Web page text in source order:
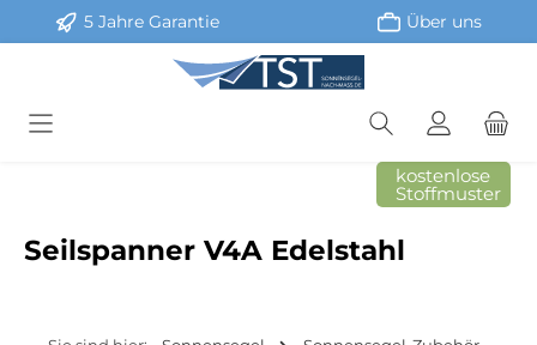
Zum Hauptinhalt springen
5 Jahre Garantie Über uns
kostenlose
Stoffmuster
Seilspanner V4A Edelstahl